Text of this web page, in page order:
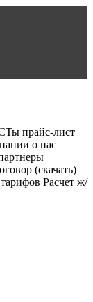
прайс-лист
о нас
(скачать)
Расчет ж/